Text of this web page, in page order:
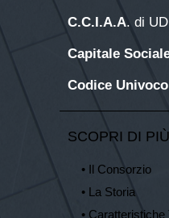
C.C.I.A.A. di
Capitale
Codice
SCOPRI DI PIÙ
• Il Consorzio
• La Storia
• Caratteristiche